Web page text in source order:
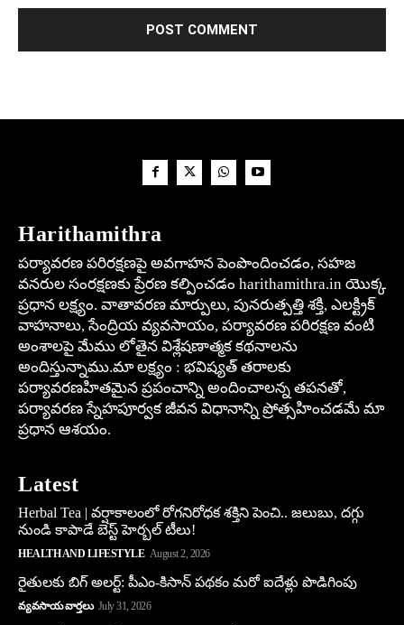
Harithamithra
పర్యావరణ పరిరక్షణపై అవగాహన పెంపొందించడం, సహజ
వనరుల సంరక్షణకు ప్రేరణ కల్పించడం harithamithra.in యొక్క
ప్రధాన లక్ష్యం. వాతావరణ మార్పులు, పునరుత్పత్తి శక్తి, ఎలక్ట్రిక్
వాహనాలు, సేంద్రియ వ్యవసాయం, పర్యావరణ పరిరక్షణ వంటి
అంశాలపై మేము లోతైన విశ్లేషణాత్మక కథనాలను
అందిస్తున్నాము.మా లక్ష్యం : భవిష్యత్ తరాలకు
పర్యావరణహితమైన ప్రపంచాన్ని అందించాలన్న తపనతో,
పర్యావరణ స్నేహపూర్వక జీవన విధానాన్ని ప్రోత్సహించడమే మా
ప్రధాన ఆశయం.
Latest
Herbal Tea | వర్షాకాలంలో రోగనిరోధక శక్తిని పెంచి.. జలుబు, దగ్గు
నుండి కాపాడే బెస్ట్ హెర్బల్ టీలు!
HEALTH AND LIFESTYLE August 2, 2026
రైతులకు బిగ్ అలర్ట్: పీఎం-కిసాన్ పథకం మరో ఐదేళ్లు పొడిగింపు
వ్యవసాయ వార్తలు July 31, 2026